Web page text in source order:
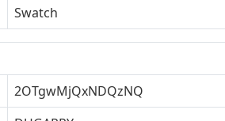
Swatch
2OTgwMjQxNDQzNQ